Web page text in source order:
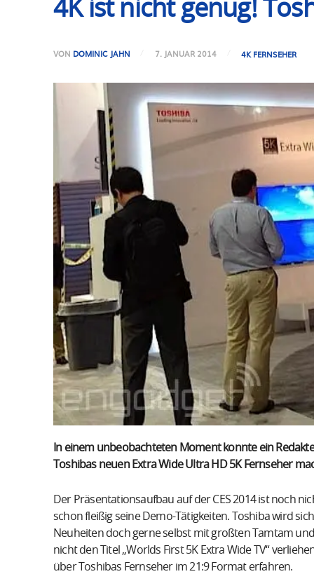
4K ist nicht genug!
VON DOMINIC JAHN 7. JANUAR 2014 4K FERNSEHER
In einem unbeobachteten Moment konnte ein
Toshibas neuen Extra Wide Ultra HD 5K Fernseher
Der Präsentationsaufbau auf der CES 2014 ist noch
schon fleißig seine Demo-Tätigkeiten. Toshiba wird
Neuheiten doch gerne selbst mit großten Tamtam
nicht den Titel „Worlds First 5K Extra Wide TV“
über Toshibas Fernseher im 21:9 Format erfahren.